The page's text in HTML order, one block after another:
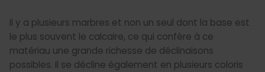
Il y a plusieurs marbres et non un seul dont la base est
le plus souvent le calcaire, ce qui confère à ce
matériau une grande richesse de déclinaisons
possibles. Il se décline également en plusieurs coloris